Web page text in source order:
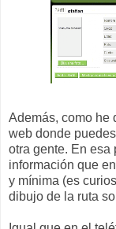
Además, como he
web donde
otra gente. En esa
información que
y mínima (es
dibujo de la ruta